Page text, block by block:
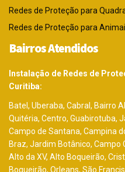
Redes de Proteção para
Redes de Proteção para
Bairros Atendidos
Instalação de Redes de
Curitiba:
Batel, Uberaba, Cabral, Bairro
Quitéria, Centro, Guabirotuba,
Campo de Santana, Campina
Braz, Jardim Botânico, Campo
Alto da XV, Alto Boqueirão,
Boqueirão, Orleans, São